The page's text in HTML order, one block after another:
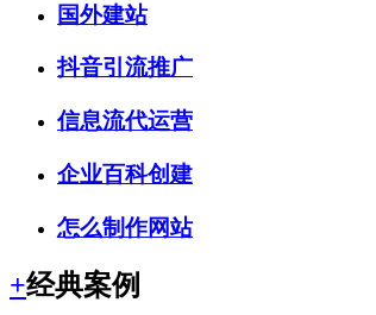
国外建站
抖音引流推广
信息流代运营
企业百科创建
怎么制作网站
+经典案例